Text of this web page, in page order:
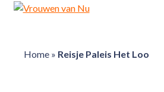
Home» Reisje Paleis Het Loo